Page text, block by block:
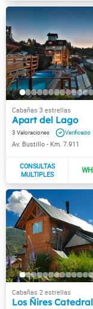
Apart del Lago
3
Av. Bustillo - Km. 7.911
Los Ñires Catedral